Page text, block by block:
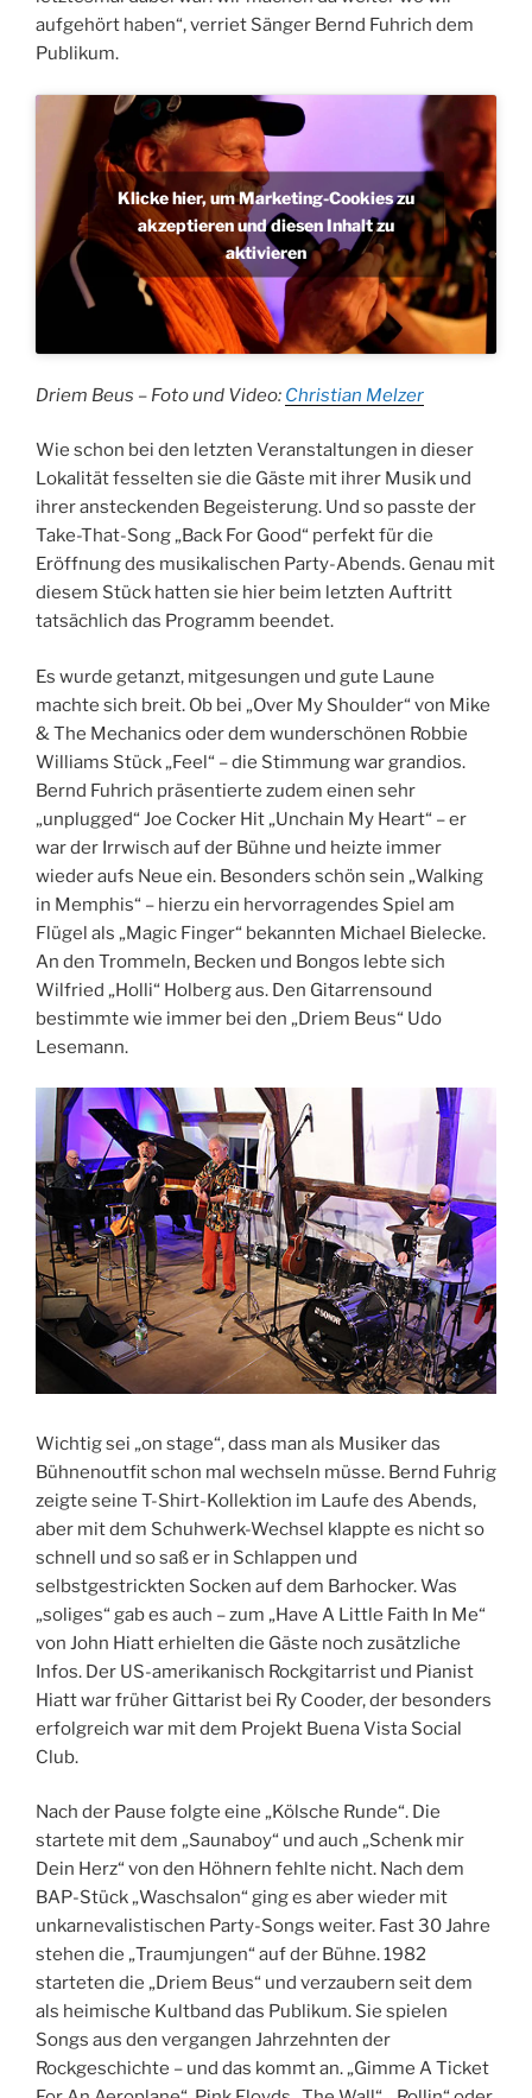
aufgehört haben“, verriet Sänger Bernd Fuhrich dem
Publikum.
Klicke hier, um Marketing-Cookies zu
akzeptieren und diesen Inhalt zu
aktivieren
Driem Beus – Foto und Video: Christian Melzer
Wie schon bei den letzten Veranstaltungen in dieser
Lokalität fesselten sie die Gäste mit ihrer Musik und
ihrer ansteckenden Begeisterung. Und so passte der
Take-That-Song „Back For Good“ perfekt für die
Eröffnung des musikalischen Party-Abends. Genau mit
diesem Stück hatten sie hier beim letzten Auftritt
tatsächlich das Programm beendet.
Es wurde getanzt, mitgesungen und gute Laune
machte sich breit. Ob bei „Over My Shoulder“ von Mike
& The Mechanics oder dem wunderschönen Robbie
Williams Stück „Feel“ – die Stimmung war grandios.
Bernd Fuhrich präsentierte zudem einen sehr
„unplugged“ Joe Cocker Hit „Unchain My Heart“ – er
war der Irrwisch auf der Bühne und heizte immer
wieder aufs Neue ein. Besonders schön sein „Walking
in Memphis“ – hierzu ein hervorragendes Spiel am
Flügel als „Magic Finger“ bekannten Michael Bielecke.
An den Trommeln, Becken und Bongos lebte sich
Wilfried „Holli“ Holberg aus. Den Gitarrensound
bestimmte wie immer bei den „Driem Beus“ Udo
Lesemann.
Wichtig sei „on stage“, dass man als Musiker das
Bühnenoutfit schon mal wechseln müsse. Bernd Fuhrig
zeigte seine T-Shirt-Kollektion im Laufe des Abends,
aber mit dem Schuhwerk-Wechsel klappte es nicht so
schnell und so saß er in Schlappen und
selbstgestrickten Socken auf dem Barhocker. Was
„soliges“ gab es auch – zum „Have A Little Faith In Me“
von John Hiatt erhielten die Gäste noch zusätzliche
Infos. Der US-amerikanisch Rockgitarrist und Pianist
Hiatt war früher Gittarist bei Ry Cooder, der besonders
erfolgreich war mit dem Projekt Buena Vista Social
Club.
Nach der Pause folgte eine „Kölsche Runde“. Die
startete mit dem „Saunaboy“ und auch „Schenk mir
Dein Herz“ von den Höhnern fehlte nicht. Nach dem
BAP-Stück „Waschsalon“ ging es aber wieder mit
unkarnevalistischen Party-Songs weiter. Fast 30 Jahre
stehen die „Traumjungen“ auf der Bühne. 1982
starteten die „Driem Beus“ und verzaubern seit dem
als heimische Kultband das Publikum. Sie spielen
Songs aus den vergangen Jahrzehnten der
Rockgeschichte – und das kommt an. „Gimme A Ticket